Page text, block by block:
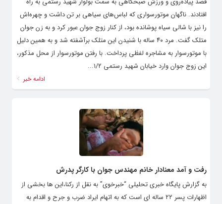
افتادند. ناگهان موتورسواری که لباس‌های سیاهی بر تن داشت و چهره‌اش
را نیز با شالی سیاه پوشانده بود، از کنار زوج جوان عبور کرد و به زن جوان
متلک گفت. مرد ۴۰ ساله با شنیدن این متلک برآشفته شد و به همین دلیل
با موتورسوار به مشاجره لفظی پرداخت. با رفتن موتورسوار از محل مذکور،
این زوج جوان وارد خیابان شهید رستمی ۱/۲...
ادامه خبر
رفت و آمد معنادار خانم مهندس جوان با کارگر پدرش
به گزارش پایگاه خبری تحلیلی “خبرخوی” به نقل از رکنا،این ها بخشی از
اظهارات پسر ۲۲ ساله ای است که به اتهام ایراد ضرب و جرح و اقدام به